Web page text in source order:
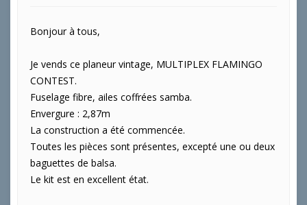
Bonjour à tous,
Je vends ce planeur vintage, MULTIPLEX FLAMINGO
CONTEST.
Fuselage fibre, ailes coffrées samba.
Envergure : 2,87m
La construction a été commencée.
Toutes les pièces sont présentes, excepté une ou deux
baguettes de balsa.
Le kit est en excellent état.